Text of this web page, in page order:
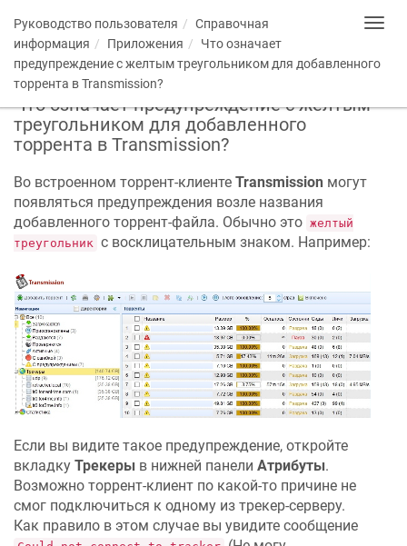
Руководство пользователя
Справочная
информация
Приложения
Что означает
предупреждение c желтым треугольником для добавленного
торрента в Transmission?
Что означает предупреждение c желтым
треугольником для добавленного
торрента в Transmission?
Во встроенном торрент-клиенте Transmission могут
появляться предупреждения возле названия
добавленного торрент-файла. Обычно это желтый
треугольник с восклицательным знаком. Например:
Если вы видите такое предупреждение, откройте
вкладку Трекеры в нижней панели Атрибуты.
Возможно торрент-клиент по какой-то причине не
смог подключиться к одному из трекер-серверу.
Как правило в этом случае вы увидите сообщение